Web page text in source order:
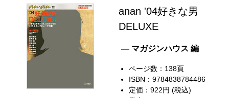
anan '04好きな男
DELUXE
— マガジンハウス 編
ページ数：138頁
ISBN：9784838784486
定価：922円 (税込)